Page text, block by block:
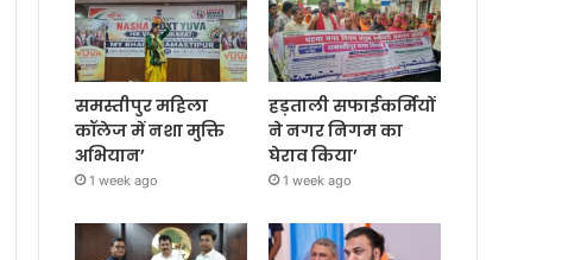
समस्तीपुर महिला
कॉलेज में नशा मुक्ति
अभियान’
1 week ago
हड़ताली सफाईकर्मियों
ने नगर निगम का
घेराव किया’
1 week ago